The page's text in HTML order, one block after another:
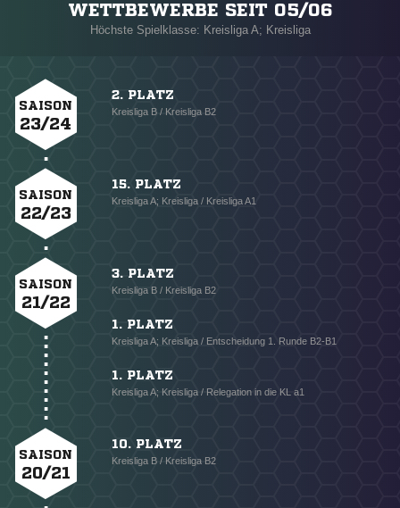
WETTBEWERBE SEIT 05/06
Höchste Spielklasse: Kreisliga A; Kreisliga
SAISON
23/24
2. PLATZ
Kreisliga B / Kreisliga B2
SAISON
22/23
15. PLATZ
Kreisliga A; Kreisliga / Kreisliga A1
SAISON
21/22
3. PLATZ
Kreisliga B / Kreisliga B2
1. PLATZ
Kreisliga A; Kreisliga / Entscheidung 1. Runde B2-B1
1. PLATZ
Kreisliga A; Kreisliga / Relegation in die KL a1
SAISON
20/21
10. PLATZ
Kreisliga B / Kreisliga B2